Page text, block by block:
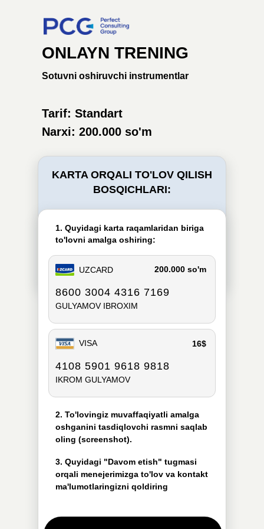
Tarif: Standart
Narxi: 200.000 so'm
1. Quyidagi karta raqamlaridan biriga
to'lovni amalga oshiring:
KARTA ORQALI TO'LOV QILISH
BOSQICHLARI:
UZCARD 200.000 so'm
8600 3004 4316 7169
GULYAMOV IBROXIM
2. To'lovingiz muvaffaqiyatli amalga
oshganini tasdiqlovchi rasmni saqlab
oling (screenshot).
3. Quyidagi "Davom etish" tugmasi
orqali menejerimizga to'lov va kontakt
ma'lumotlaringizni qoldiring
VISA 16$
4108 5901 9618 9818
IKROM GULYAMOV
ONLAYN TRENING
Sotuvni oshiruvchi instrumentlar